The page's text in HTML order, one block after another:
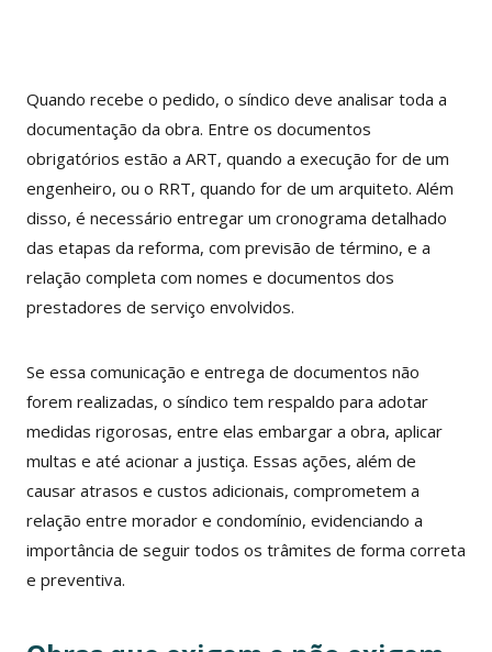
Quando recebe o pedido, o síndico deve analisar toda a
documentação da obra. Entre os documentos
obrigatórios estão a ART, quando a execução for de um
engenheiro, ou o RRT, quando for de um arquiteto. Além
disso, é necessário entregar um cronograma detalhado
das etapas da reforma, com previsão de término, e a
relação completa com nomes e documentos dos
prestadores de serviço envolvidos.
Se essa comunicação e entrega de documentos não
forem realizadas, o síndico tem respaldo para adotar
medidas rigorosas, entre elas embargar a obra, aplicar
multas e até acionar a justiça. Essas ações, além de
causar atrasos e custos adicionais, comprometem a
relação entre morador e condomínio, evidenciando a
importância de seguir todos os trâmites de forma correta
e preventiva.